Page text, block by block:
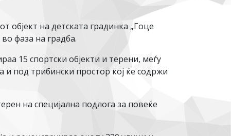
на детската градинка „Гоце
фаза на градба.
15 спортски објекти и терени, меѓу
под трибински простор кој ќе содржи
на специјална подлога за повеќе